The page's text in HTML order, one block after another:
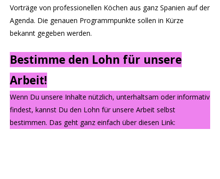
Vorträge von professionellen Köchen aus ganz Spanien auf der
Agenda. Die genauen Programmpunkte sollen in Kürze
bekannt gegeben werden.
Bestimme den Lohn für unsere
Arbeit!
Wenn Du unsere Inhalte nützlich, unterhaltsam oder informativ
findest, kannst Du den Lohn für unsere Arbeit selbst
bestimmen. Das geht ganz einfach über diesen Link: